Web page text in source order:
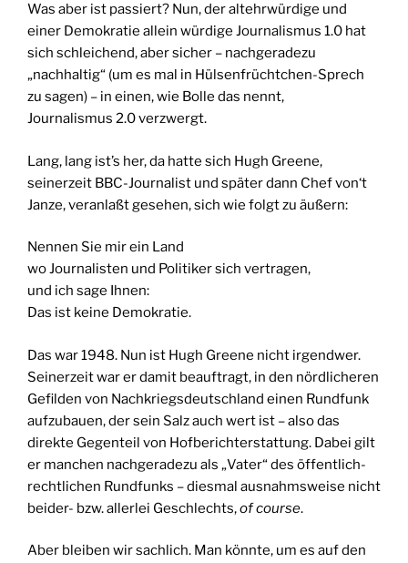
Was aber ist passiert? Nun, der altehrwürdige und
einer Demokratie allein würdige Journalismus 1.0 hat
sich schleichend, aber sicher – nachgeradezu
„nachhaltig“ (um es mal in Hülsenfrüchtchen-Sprech
zu sagen) – in einen, wie Bolle das nennt,
Journalismus 2.0 verzwergt.
Lang, lang ist’s her, da hatte sich Hugh Greene,
seinerzeit BBC-Journalist und später dann Chef von‘t
Janze, veranlaßt gesehen, sich wie folgt zu äußern:
Nennen Sie mir ein Land
wo Journalisten und Politiker sich vertragen,
und ich sage Ihnen:
Das ist keine Demokratie.
Das war 1948. Nun ist Hugh Greene nicht irgendwer.
Seinerzeit war er damit beauftragt, in den nördlicheren
Gefilden von Nachkriegsdeutschland einen Rundfunk
aufzubauen, der sein Salz auch wert ist – also das
direkte Gegenteil von Hofberichterstattung. Dabei gilt
er manchen nachgeradezu als „Vater“ des öffentlich-
rechtlichen Rundfunks – diesmal ausnahmsweise nicht
beider- bzw. allerlei Geschlechts,of course.
Aber bleiben wir sachlich. Man könnte, um es auf den